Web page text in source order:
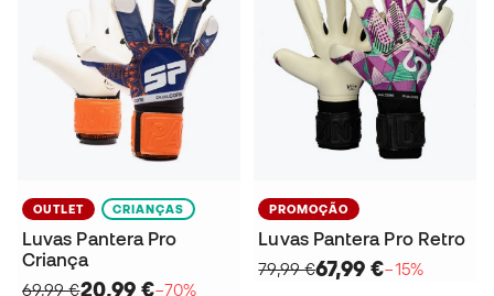
OUTLET CRIANÇAS
Luvas Pantera Pro
Criança
69,99 €20,99 €−70%
PROMOÇÃO
Luvas Pantera Pro Retro
79,99 €67,99 €−15%